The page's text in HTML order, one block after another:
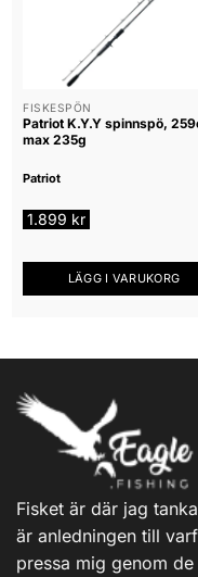
FISKESPÖN
Patriot K.Y.Y spinnspö,
max 235g
Patriot
1.899 kr
LÄGG I VARUKORG
Fisket är där jag
är anledningen till
pressa mig genom